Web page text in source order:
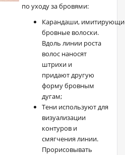
по уходу за бровями:
Карандаши,
бровные волоски.
Вдоль линии роста
волос наносят
штрихи и
придают другую
форму бровным
дугам;
Тени используют для
визуализации
контуров и
смягчения линии.
Прорисовывать